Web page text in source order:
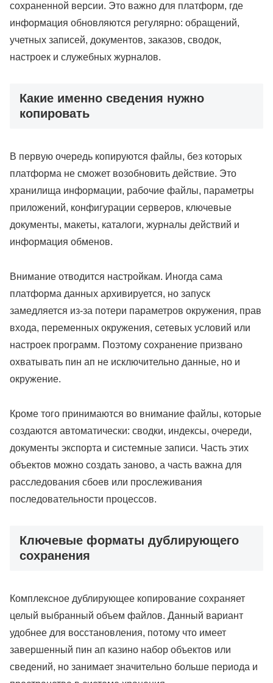
сохраненной версии. Это важно для платформ, где
информация обновляются регулярно: обращений,
учетных записей, документов, заказов, сводок,
настроек и служебных журналов.
Какие именно сведения нужно
копировать
В первую очередь копируются файлы, без которых
платформа не сможет возобновить действие. Это
хранилища информации, рабочие файлы, параметры
приложений, конфигурации серверов, ключевые
документы, макеты, каталоги, журналы действий и
информация обменов.
Внимание отводится настройкам. Иногда сама
платформа данных архивируется, но запуск
замедляется из-за потери параметров окружения, прав
входа, переменных окружения, сетевых условий или
настроек программ. Поэтому сохранение призвано
охватывать пин ап не исключительно данные, но и
окружение.
Кроме того принимаются во внимание файлы, которые
создаются автоматически: сводки, индексы, очереди,
документы экспорта и системные записи. Часть этих
объектов можно создать заново, а часть важна для
расследования сбоев или прослеживания
последовательности процессов.
Ключевые форматы дублирующего
сохранения
Комплексное дублирующее копирование сохраняет
целый выбранный объем файлов. Данный вариант
удобнее для восстановления, потому что имеет
завершенный пин ап казино набор объектов или
сведений, но занимает значительно больше периода и